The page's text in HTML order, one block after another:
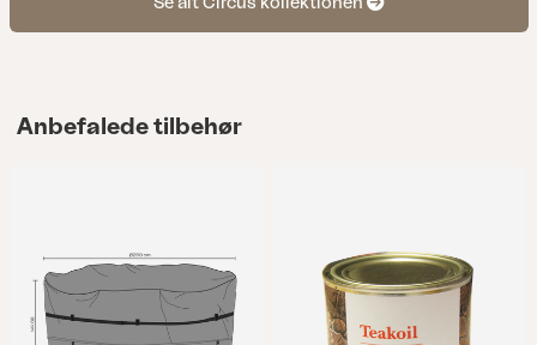
Anbefalede tilbehør